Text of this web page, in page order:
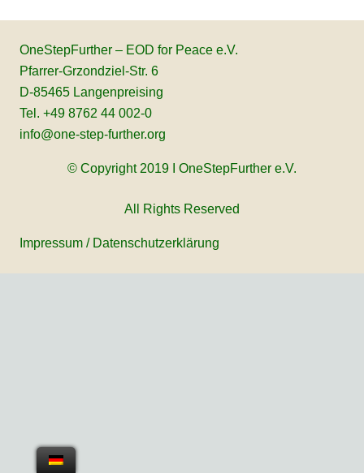
OneStepFurther – EOD for Peace e.V.
Pfarrer-Grzondziel-Str. 6
D-85465 Langenpreising
Tel. +49 8762 44 002-0
info@one-step-further.org
© Copyright 2019 I OneStepFurther e.V.
All Rights Reserved
Impressum / Datenschutzerklärung